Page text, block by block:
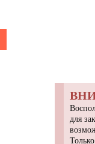
для